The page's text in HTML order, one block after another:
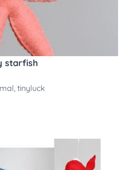
starfish
, tinyluck